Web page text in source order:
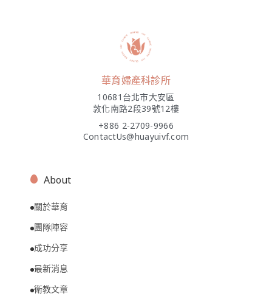
華育婦產科診所
10681台北市大安區
敦化南路2段39號12樓
+886 2-2709-9966
ContactUs@huayuivf.com
About
關於華育
團隊陣容
成功分享
最新消息
衛教文章